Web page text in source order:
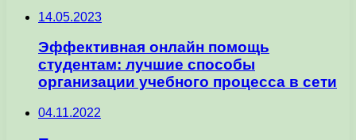
14.05.2023
Эффективная онлайн помощь
студентам: лучшие способы
организации учебного процесса в сети
04.11.2022